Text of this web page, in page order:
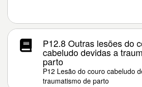
P12.8 Outras lesões do
cabeludo devidas a
parto
P12 Lesão do couro cabeludo
traumatismo de parto